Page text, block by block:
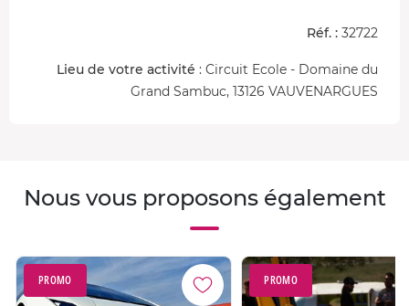
Réf. : 32722
Lieu de votre activité : Circuit Ecole - Domaine du
Grand Sambuc, 13126 VAUVENARGUES
Nous vous proposons également
PROMO PROMO